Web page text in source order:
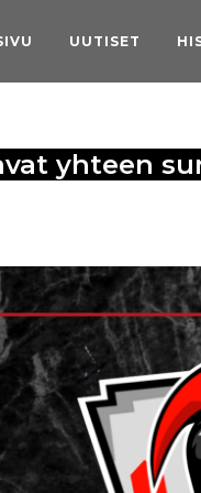
UUTISET
yhteen